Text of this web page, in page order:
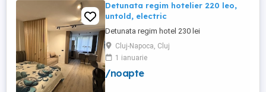
Detunata regim hotelier 220 leo,
untold, electric
Detunata regim hotel 230 lei
Cluj-Napoca, Cluj
1 ianuarie
/noapte